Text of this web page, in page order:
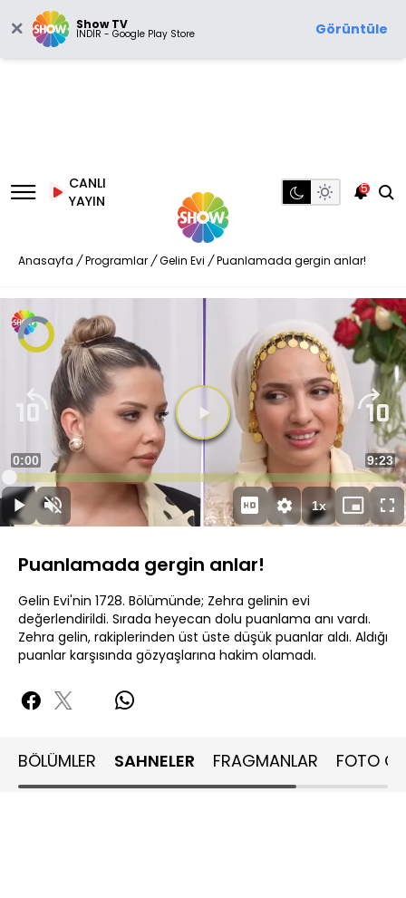
Show TV
İNDİR - Google Play Store Görüntüle
CANLI
YAYIN
5
Anasayfa / Programlar / Gelin Evi / Puanlamada gergin anlar!
Video
Oynatıcısı
yükleniyor.
Videoyu
Oynat
OynatSesi
Aç
Süre
0:00
Süre
9:23
Yüklendi:
1.05%
1xOynatma
Hızı
Mini
oynatıcı
Puanlamada gergin anlar!
Gelin Evi'nin 1728. Bölümünde; Zehra gelinin evi
değerlendirildi. Sırada heyecan dolu puanlama anı vardı.
Zehra gelin, rakiplerinden üst üste düşük puanlar aldı. Aldığı
puanlar karşısında gözyaşlarına hakim olamadı.
BÖLÜMLER SAHNELER FRAGMANLAR FOTO